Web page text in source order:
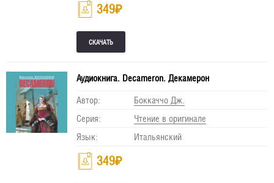
349₽
Аудиокнига. Decameron. Декамерон
Автор:
Боккаччо Дж.
Серия:
Чтение в оригинале
Язык:
Итальянский
349₽